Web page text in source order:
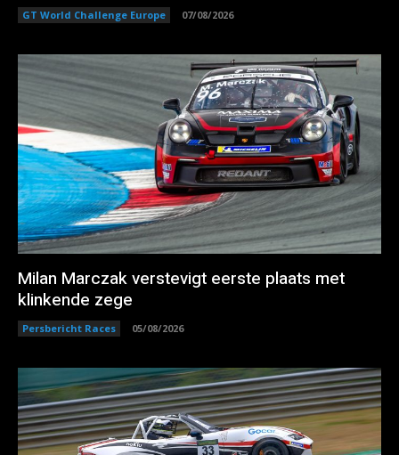
GT World Challenge Europe 07/08/2026
Milan Marczak verstevigt eerste plaats met
klinkende zege
Persbericht Races 05/08/2026